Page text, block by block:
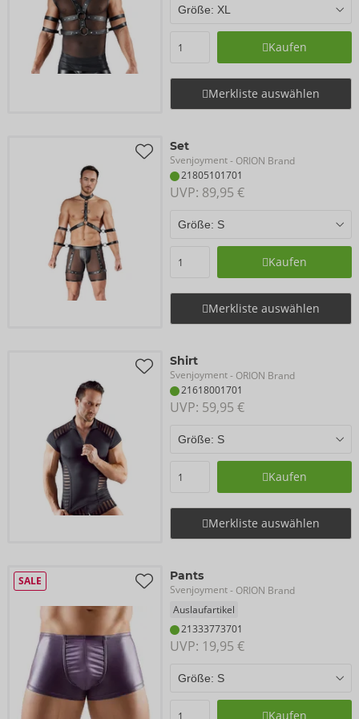
Kaufen
Merkliste auswählen
Set
Svenjoyment- ORION Brand
21805101701
UVP: 89,95 €
Kaufen
Merkliste auswählen
Shirt
Svenjoyment- ORION Brand
21618001701
UVP: 59,95 €
Kaufen
Merkliste auswählen
SALE Pants
Svenjoyment- ORION Brand
Auslaufartikel
21333773701
UVP: 19,95 €
Kaufen